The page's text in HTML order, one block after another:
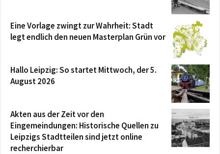
Eine Vorlage zwingt zur Wahrheit: Stadt
legt endlich den neuen Masterplan Grün vor
Hallo Leipzig: So startet Mittwoch, der 5.
August 2026
Akten aus der Zeit vor den
Eingemeindungen: Historische Quellen zu
Leipzigs Stadtteilen sind jetzt online
recherchierbar